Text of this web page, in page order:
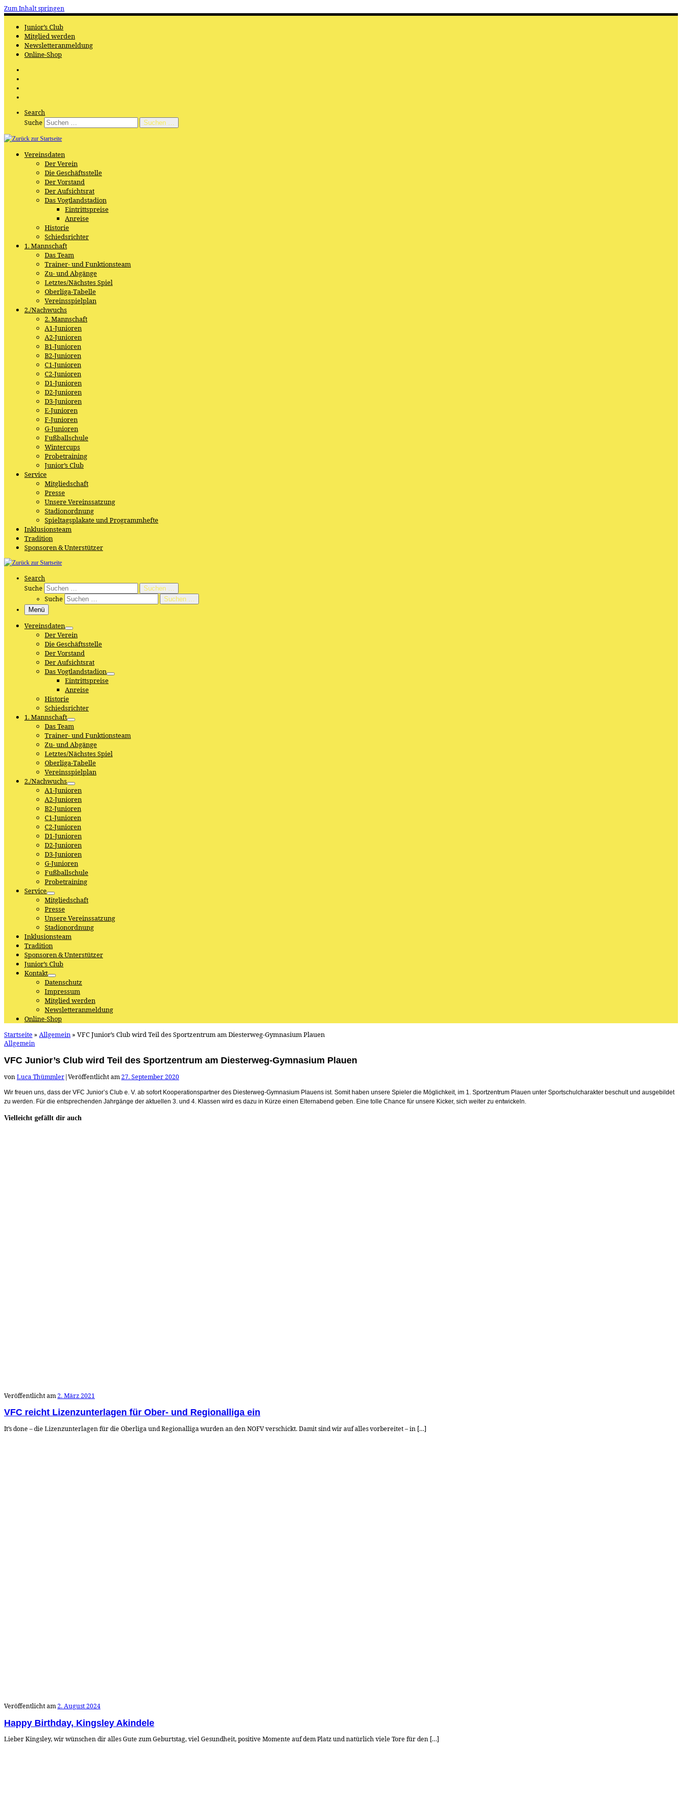
Zum Inhalt springen
Junior’s Club
Mitglied werden
Newsletteranmeldung
Online-Shop
Search
Suche
Suchen …
Vereinsdaten
Der Verein
Die Geschäftsstelle
Der Vorstand
Der Aufsichtsrat
Das Vogtlandstadion
Eintrittspreise
Anreise
Historie
Schiedsrichter
1. Mannschaft
Das Team
Trainer- und Funktionsteam
Zu- und Abgänge
Letztes/Nächstes Spiel
Oberliga-Tabelle
Vereinsspielplan
2./Nachwuchs
2. Mannschaft
A1-Junioren
A2-Junioren
B1-Junioren
B2-Junioren
C1-Junioren
C2-Junioren
D1-Junioren
D2-Junioren
D3-Junioren
E-Junioren
F-Junioren
G-Junioren
Fußballschule
Wintercups
Probetraining
Junior’s Club
Service
Mitgliedschaft
Presse
Unsere Vereinssatzung
Stadionordnung
Spieltagsplakate und Programmhefte
Inklusionsteam
Tradition
Sponsoren & Unterstützer
Search
Suche
Suchen …
Suche
Suchen …
Menü
Vereinsdaten
Der Verein
Die Geschäftsstelle
Der Vorstand
Der Aufsichtsrat
Das Vogtlandstadion
Eintrittspreise
Anreise
Historie
Schiedsrichter
1. Mannschaft
Das Team
Trainer- und Funktionsteam
Zu- und Abgänge
Letztes/Nächstes Spiel
Oberliga-Tabelle
Vereinsspielplan
2./Nachwuchs
A1-Junioren
A2-Junioren
B2-Junioren
C1-Junioren
C2-Junioren
D1-Junioren
D2-Junioren
D3-Junioren
G-Junioren
Fußballschule
Probetraining
Service
Mitgliedschaft
Presse
Unsere Vereinssatzung
Stadionordnung
Inklusionsteam
Tradition
Sponsoren & Unterstützer
Junior’s Club
Kontakt
Datenschutz
Impressum
Mitglied werden
Newsletteranmeldung
Online-Shop
Startseite » Allgemein » VFC Junior’s Club wird Teil des Sportzentrum am Diesterweg-Gymnasium Plauen
Allgemein
VFC Junior’s Club wird Teil des Sportzentrum am Diesterweg-Gymnasium Plauen
vonLuca Thümmler|Veröffentlicht am27. September 2020
Wir freuen uns, dass der VFC Junior’s Club e. V. ab sofort Kooperationspartner des Diesterweg-Gymnasium Plauens ist. Somit haben unsere Spieler die Möglichkeit, im 1. Sportzentrum Plauen unter Sportschulcharakter beschult und ausgebildet
zu werden. Für die entsprechenden Jahrgänge der aktuellen 3. und 4. Klassen wird es dazu in Kürze einen Elternabend geben. Eine tolle Chance für unsere Kicker, sich weiter zu entwickeln.
Vielleicht gefällt dir auch
Veröffentlicht am2. März 2021
VFC reicht Lizenzunterlagen für Ober- und Regionalliga ein
It’s done – die Lizenzunterlagen für die Oberliga und Regionalliga wurden an den NOFV verschickt. Damit sind wir auf alles vorbereitet – in […]
Veröffentlicht am2. August 2024
Happy Birthday, Kingsley Akindele
Lieber Kingsley, wir wünschen dir alles Gute zum Geburtstag, viel Gesundheit, positive Momente auf dem Platz und natürlich viele Tore für den […]